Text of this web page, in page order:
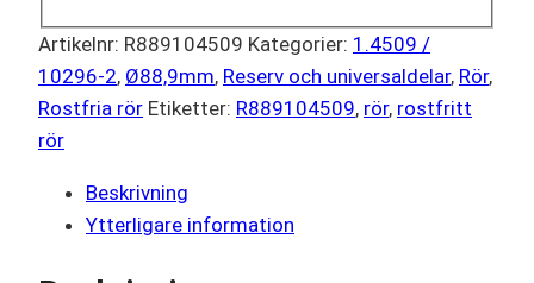
Artikelnr: R889104509 Kategorier: 1.4509 /
10296-2, Ø88,9mm, Reserv och universaldelar, Rör,
Rostfria rör Etiketter: R889104509, rör, rostfritt
rör
Beskrivning
Ytterligare information